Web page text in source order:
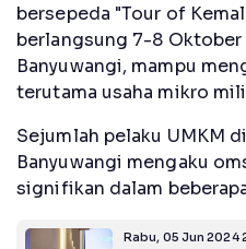
bersepeda "Tour of
berlangsung 7-8
Banyuwangi, mampu
terutama usaha mikro
Sejumlah pelaku UMKM
Banyuwangi mengaku
signifikan dalam
Rabu, 05 Jun 2024